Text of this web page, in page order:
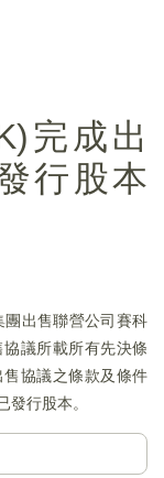
完成出
行股本
團出售聯營公司賽科
議所載所有先決條
協議之條款及條件
發行股本。